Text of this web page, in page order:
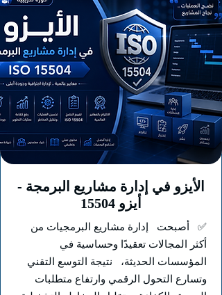
الأيزو في إدارة مشاريع البرمجة -
أيزو 15504
✅ أصبحت إدارة مشاريع البرمجيات من
أكثر المجالات تعقيدًا وحساسية في
المؤسسات الحديثة، نتيجة التوسع التقني
وتسارع التحول الرقمي وارتفاع متطلبات